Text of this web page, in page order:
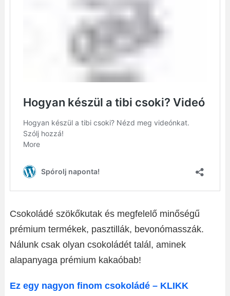
Csokoládé szökőkutak és megfelelő minőségű
prémium termékek, pasztillák, bevonómasszák.
Nálunk csak olyan csokoládét talál, aminek
alapanyaga prémium kakaóbab!
Ez egy nagyon finom csokoládé – KLIKK